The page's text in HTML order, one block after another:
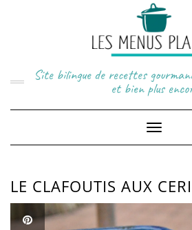
Site bilingue de recettes
et bien plus
Toggle
LE CLAFOUTIS AUX